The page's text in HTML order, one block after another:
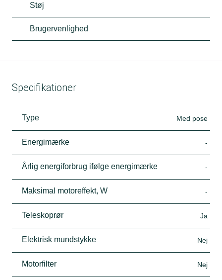
Støj
Brugervenlighed
Specifikationer
Type Med pose
Energimærke -
Årlig energiforbrug ifølge energimærke -
Maksimal motoreffekt, W -
Teleskoprør Ja
Elektrisk mundstykke Nej
Motorfilter Nej